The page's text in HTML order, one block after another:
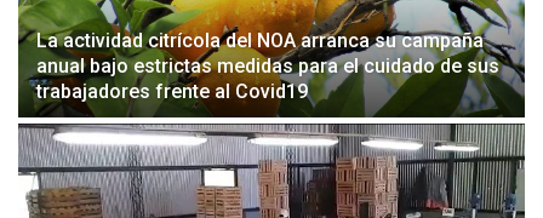
La actividad citrícola del NOA arranca su campaña
anual bajo estrictas medidas para el cuidado de sus
trabajadores frente al Covid19